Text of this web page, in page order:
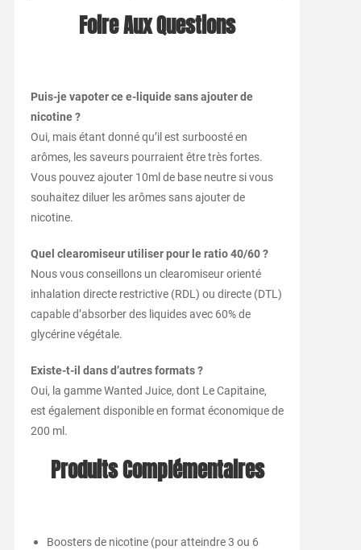
Foire Aux Questions
Puis-je vapoter ce e-liquide sans ajouter de
nicotine ?
Oui, mais étant donné qu’il est surboosté en
arômes, les saveurs pourraient être très fortes.
Vous pouvez ajouter 10ml de base neutre si vous
souhaitez diluer les arômes sans ajouter de
nicotine.
Quel clearomiseur utiliser pour le ratio 40/60 ?
Nous vous conseillons un clearomiseur orienté
inhalation directe restrictive (RDL) ou directe (DTL)
capable d’absorber des liquides avec 60% de
glycérine végétale.
Existe-t-il dans d’autres formats ?
Oui, la gamme Wanted Juice, dont Le Capitaine,
est également disponible en format économique de
200 ml.
Produits Complémentaires
Boosters de nicotine (pour atteindre 3 ou 6